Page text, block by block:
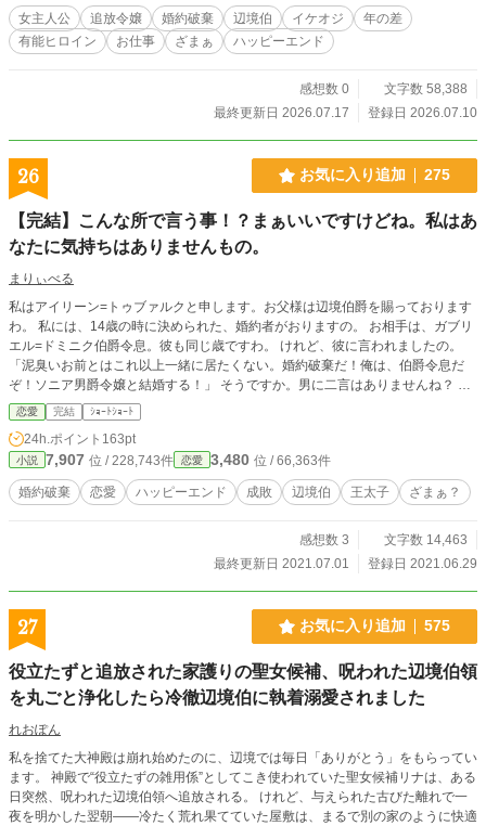
た。 「道中の雪解け水はどうだった」 「東の村の煙突の数
は？」 「護衛の馬の消耗は？」 顔も持参金も見ず、彼女の実
務能力だけを試したヴィクトルは、静かに告げる。 「なるほ
のではない。 北境で実務を学び、資金と推薦状を与えられ、
自分の人生へ「送り出されて」いたのだ。 そしてヴィクトル
あらず。採用候補として招請』 追放された有能令嬢が、帳簿
と現場を見る力で北境を救い、彼女を捨てた実家を見返して
るのではない。 救われた恩があるからでもない。 どこへでも
行ける私が、それでもあなたを選びます。 追放ざまぁ×有能
ヒロイン×四十代イケオジ辺境伯。 不器用な年の差じれじれ
恋愛と、女性の自立を描くハッピーエンド。 全１６話完結の
中編。
女主人公 追放令嬢 婚約破棄 辺境伯 イケオジ
年の差
有能ヒロイン
お仕事 ざまぁ ハッピーエンド
感想数 0
文字数 58,388
最終更新日 2026.07.17
登録日 2026.07.10
26 お気に入り追加 275
【完結】こんな所で言う事！？まぁいいですけどね。私はあ
なたに気持ちはありませんもの。
まりぃべる
私はアイリーン=トゥブァルクと申します。お父様は辺境伯爵を賜っております
わ。 私には、14歳の時に決められた、婚約者がおりますの。 お相手は、ガブリ
エル=ドミニク伯爵令息。彼も同じ歳ですわ。 けれど、彼に言われましたの。
「泥臭いお前とはこれ以上一緒に居たくない。婚約破棄だ！俺は、伯爵令息だ
ぞ！ソニア男爵令嬢と結婚する！」 そうですか。男に二言はありませんね？ 読
んでいただけたら嬉しいです。
恋愛 完結 ｼｮｰﾄｼｮｰﾄ
24h.ポイント 163pt
小説 7,907 位 / 228,743件 恋愛 3,480 位 / 66,363件
婚約破棄 恋愛 ハッピーエンド 成敗 辺境伯 王太子 ざまぁ？
感想数 3
文字数 14,463
最終更新日 2021.07.01
登録日 2021.06.29
27 お気に入り追加 575
役立たずと追放された家護りの聖女候補、呪われた辺境伯領
を丸ごと浄化したら冷徹辺境伯に執着溺愛されました
れおぽん
私を捨てた大神殿は崩れ始めたのに、辺境では毎日「ありがとう」をもらってい
ます。 神殿で“役立たずの雑用係”としてこき使われていた聖女候補リナは、ある
日突然、呪われた辺境伯領へ追放される。 けれど、与えられた古びた離れで一
夜を明かした翌朝――冷たく荒れ果てていた屋敷は、まるで別の家のように快適